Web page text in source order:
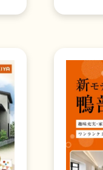
て
そ
No,1
も安い！ 「家
ぱ
ょ」 そんなみなさんの心
聞こえ
電気
は
造にあ